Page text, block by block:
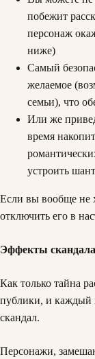
побежит
персонаж
ниже)
Самый
желаемое
семьи), что
Или же
время
устроить
Если вы вообще не
отключить его в
Эффекты скандала
Как только тайна
публики, и каждый
скандал.
Персонажи,